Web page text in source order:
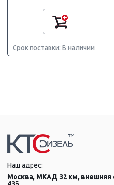
Срок поставки: В наличии
Наш адрес:
Москва, МКАД 32 км, внешняя